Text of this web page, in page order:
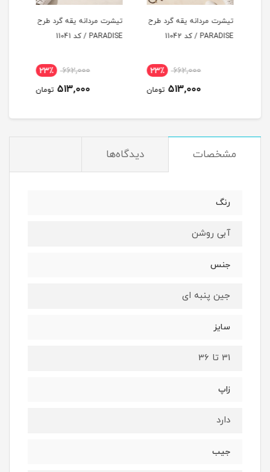
تیشرت مردانه یقه گرد طرح
PARADISE / کد 11042
662,000 23٪
513,000 تومان
تیشرت مردانه یقه گرد طرح
PARADISE / کد 11041
662,000 23٪
513,000 تومان
مشخصات دیدگاه‌ها
رنگ
آبی روشن
جنس
جین پنبه ای
سایز
31 تا 36
زاپ
دارد
جیب